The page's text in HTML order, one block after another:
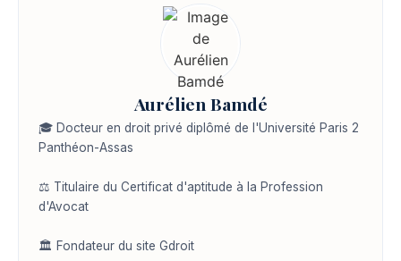
Aurélien Bamdé
🎓 Docteur en droit privé diplômé de l'Université Paris 2
Panthéon-Assas
⚖️ Titulaire du Certificat d'aptitude à la Profession
d'Avocat
🏛️ Fondateur du site Gdroit